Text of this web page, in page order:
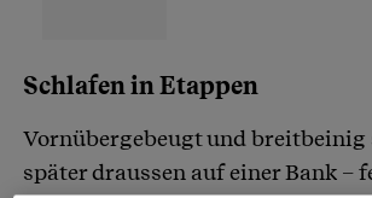
Schlafen in Etappen
Vornübergebeugt und
später draussen auf einer Bank –